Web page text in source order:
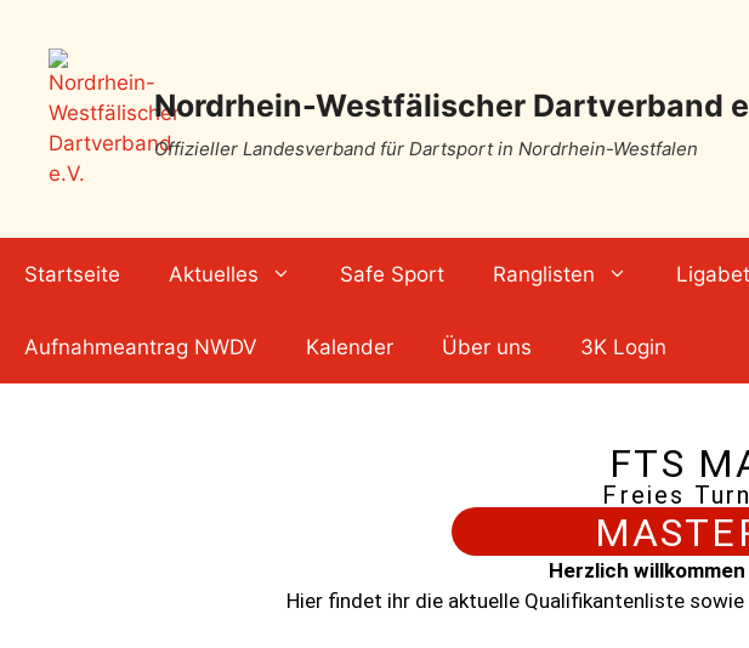
Nordrhein-Westfälischer Dartverband
Offizieller Landesverband für Dartsport in Nordrhein-Westfalen
Startseite Aktuelles Safe Sport Ranglisten
Aufnahmeantrag NWDV Kalender Über uns 3K Login
FTS
Freies
Herzlich willkommen
Hier findet ihr die aktuelle Qualifikantenliste sowie